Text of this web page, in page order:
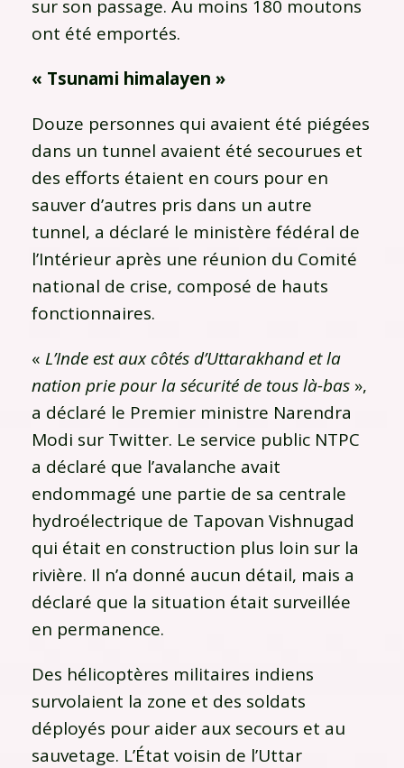
sur son passage. Au moins 180 moutons
ont été emportés.
« Tsunami himalayen »
Douze personnes qui avaient été piégées
dans un tunnel avaient été secourues et
des efforts étaient en cours pour en
sauver d’autres pris dans un autre
tunnel, a déclaré le ministère fédéral de
l’Intérieur après une réunion du Comité
national de crise, composé de hauts
fonctionnaires.
« L’Inde est aux côtés d’Uttarakhand et la
nation prie pour la sécurité de tous là-bas »,
a déclaré le Premier ministre Narendra
Modi sur Twitter. Le service public NTPC
a déclaré que l’avalanche avait
endommagé une partie de sa centrale
hydroélectrique de Tapovan Vishnugad
qui était en construction plus loin sur la
rivière. Il n’a donné aucun détail, mais a
déclaré que la situation était surveillée
en permanence.
Des hélicoptères militaires indiens
survolaient la zone et des soldats
déployés pour aider aux secours et au
sauvetage. L’État voisin de l’Uttar